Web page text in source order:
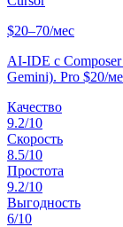
$20–70/мес
AI-IDE с
Gemini). Pro $20/
Качество
9.2/10
Скорость
8.5/10
Простота
9.2/10
Выгодность
6/10